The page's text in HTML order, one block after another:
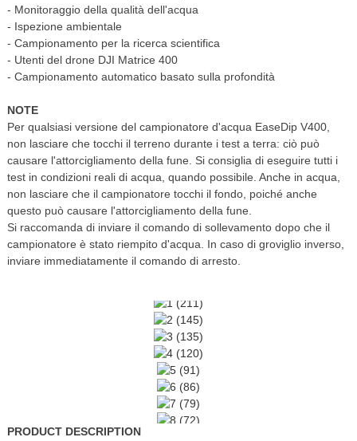
- Monitoraggio della qualità dell'acqua
- Ispezione ambientale
- Campionamento per la ricerca scientifica
- Utenti del drone DJI Matrice 400
- Campionamento automatico basato sulla profondità
NOTE
Per qualsiasi versione del campionatore d'acqua EaseDip V400,
non lasciare che tocchi il terreno durante i test a terra: ciò può
causare l'attorcigliamento della fune. Si consiglia di eseguire tutti i
test in condizioni reali di acqua, quando possibile. Anche in acqua,
non lasciare che il campionatore tocchi il fondo, poiché anche
questo può causare l'attorcigliamento della fune.
Si raccomanda di inviare il comando di sollevamento dopo che il
campionatore è stato riempito d'acqua. In caso di groviglio inverso,
inviare immediatamente il comando di arresto.
PRODUCT DESCRIPTION